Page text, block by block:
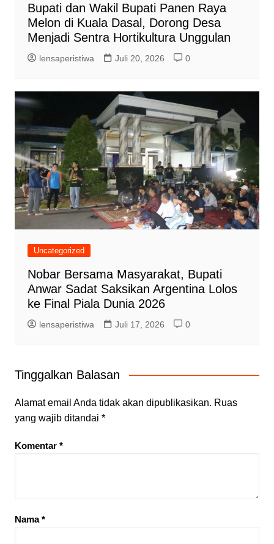
Bupati dan Wakil Bupati Panen Raya
Melon di Kuala Dasal, Dorong Desa
Menjadi Sentra Hortikultura Unggulan
lensaperistiwa Juli 20, 2026 0
Uncategorized
Nobar Bersama Masyarakat, Bupati
Anwar Sadat Saksikan Argentina Lolos
ke Final Piala Dunia 2026
lensaperistiwa Juli 17, 2026 0
Tinggalkan Balasan
Alamat email Anda tidak akan dipublikasikan. Ruas
yang wajib ditandai *
Komentar *
Nama*